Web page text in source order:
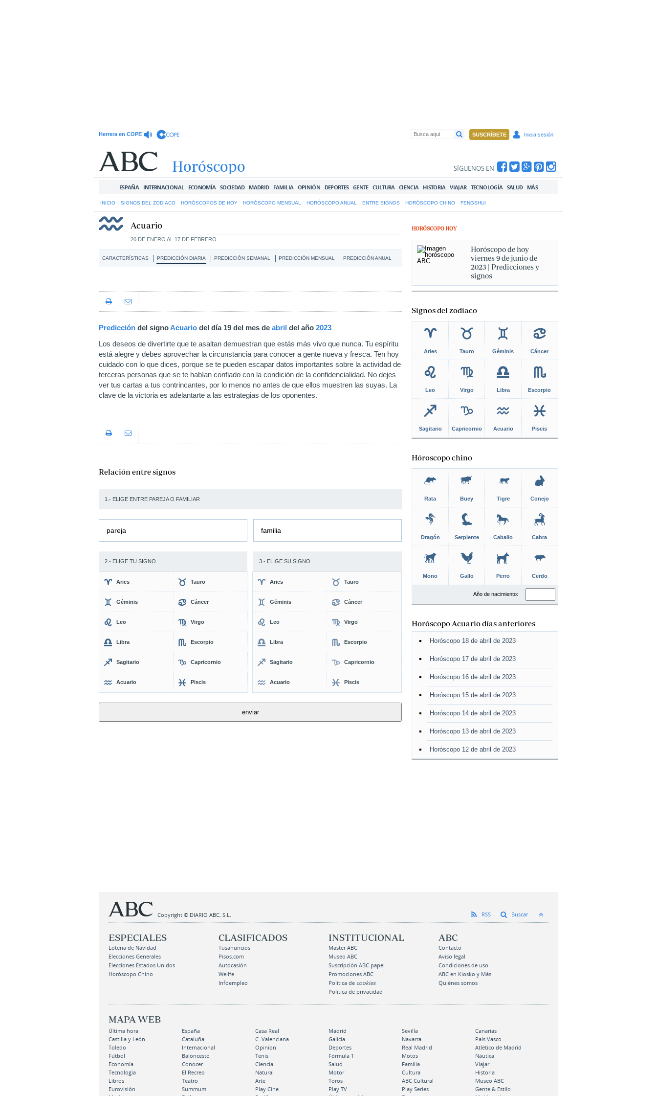
SUSCRÍBETE Inicia sesión
Herrera en COPE
SÍGUENOS EN
ESPAÑA INTERNACIONAL ECONOMÍA SOCIEDAD MADRID FAMILIA OPINIÓN DEPORTES GENTE CULTURA CIENCIA HISTORIA VIAJAR TECNOLOGÍA SALUD MÁS
INICIO SIGNOS DEL ZODIACO HORÓSCOPOS DE HOY HORÓSCOPO MENSUAL HORÓSCOPO ANUAL ENTRE SIGNOS HORÓSCOPO CHINO FENGSHUI
Horóscopo
Acuario
20 DE ENERO AL 17 DE FEBRERO
CARACTERÍSTICAS PREDICCIÓN DIARIA PREDICCIÓN SEMANAL PREDICCIÓN MENSUAL PREDICCIÓN ANUAL
Predicción del signoAcuario del día 19 del mes de abril del año 2023
Los deseos de divertirte que te asaltan demuestran que estás más vivo que nunca. Tu espíritu
está alegre y debes aprovechar la circunstancia para conocer a gente nueva y fresca. Ten hoy
cuidado con lo que dices, porque se te pueden escapar datos importantes sobre la actividad de
terceras personas que se te habían confiado con la condición de la confidencialidad. No dejes
ver tus cartas a tus contrincantes, por lo menos no antes de que ellos muestren las suyas. La
clave de la victoria es adelantarte a las estrategias de los oponentes.
Relación entre signos
1.- ELIGE ENTRE PAREJA O FAMILIAR
pareja familia
2.- ELIGE TU SIGNO 3.- ELIGE SU SIGNO
Aries Tauro
Géminis Cáncer
Leo Virgo
Libra Escorpio
Sagitario Capricornio
Acuario Piscis
Aries Tauro
Géminis Cáncer
Leo Virgo
Libra Escorpio
Sagitario Capricornio
Acuario Piscis
HORÓSCOPO HOY
Horóscopo de hoy
viernes 9 de junio de
2023 | Predicciones y
signos
Signos del zodiaco
Aries Tauro Géminis Cáncer
Leo Virgo Libra Escorpio
Sagitario Capricornio Acuario Piscis
Hóroscopo chino
Rata Buey Tigre Conejo
Dragón Serpiente Caballo Cabra
Mono Gallo Perro Cerdo
Año de nacimiento:
Horóscopo Acuario días anteriores
Horóscopo 18 de abril de 2023
Horóscopo 17 de abril de 2023
Horóscopo 16 de abril de 2023
Horóscopo 15 de abril de 2023
Horóscopo 14 de abril de 2023
Horóscopo 13 de abril de 2023
Horóscopo 12 de abril de 2023
Copyright © DIARIO ABC, S.L. RSS Buscar
ESPECIALES
Lotería de Navidad
Elecciones Generales
Elecciones Estados Unidos
Horóscopo Chino
CLASIFICADOS
Tusanuncios
Pisos.com
Autocasión
Welife
Infoempleo
INSTITUCIONAL
Máster ABC
Museo ABC
Suscripción ABC papel
Promociones ABC
Política de cookies
Política de privacidad
ABC
Contacto
Aviso legal
Condiciones de uso
ABC en Kiosko y Más
Quiénes somos
MAPA WEB
Última hora España Casa Real Madrid Sevilla
Canarias
Castilla y León
Cataluña C. Valenciana Galicia Navarra
País Vasco
Toledo
Internacional Opinion Deportes Real Madrid
Atlético de Madrid
Fútbol
Baloncesto Tenis Fórmula 1 Motos
Náutica
Economía
Conocer Ciencia Salud Familia
Viajar
Tecnología
El Recreo Natural Motor Cultura
Historia
Libros
Teatro Arte Toros ABC Cultural
Museo ABC
Eurovisión
Summum Play Cine Play TV Play Series
Gente & Estilo